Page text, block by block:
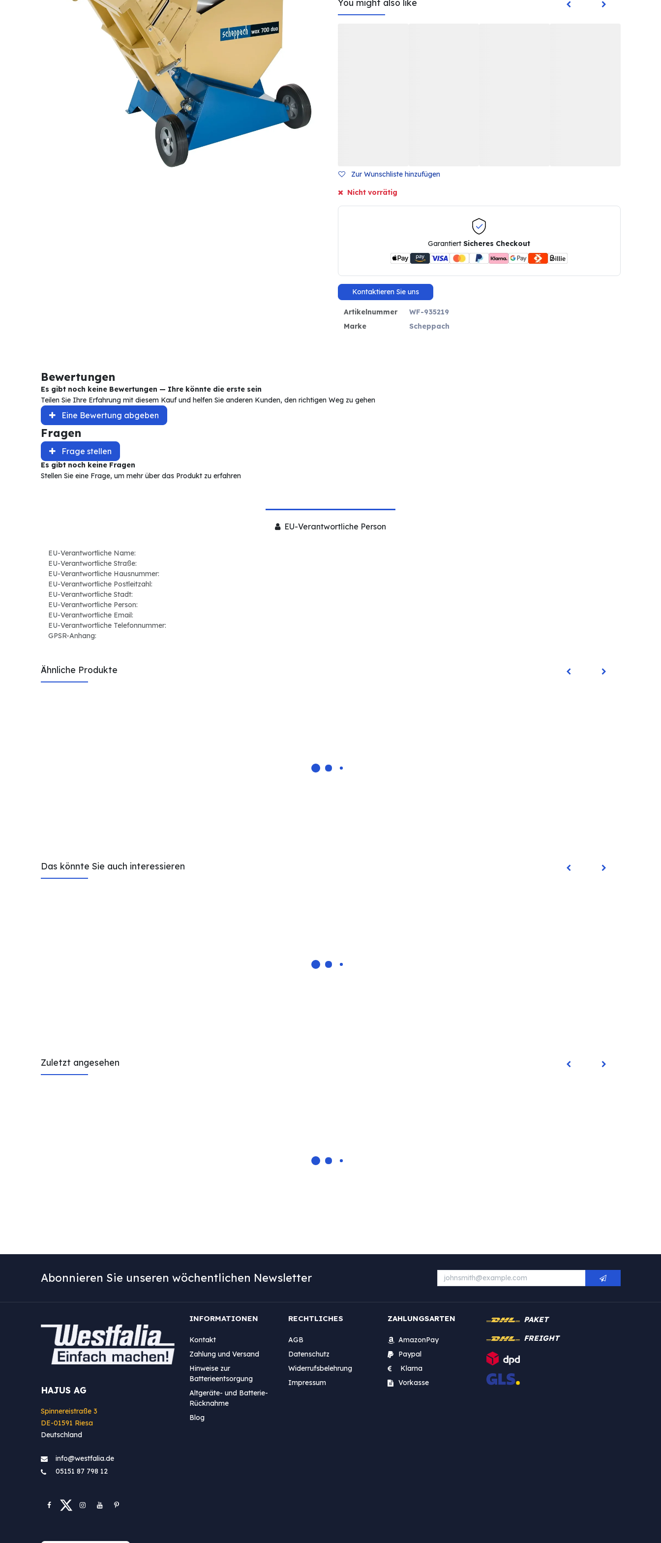
You might also like
Zur Wunschliste hinzufügen
Nicht vorrätig
GarantiertSicheres Checkout
Kontaktieren Sie uns
Artikelnummer
WF-935219
Marke
Scheppach
Bewertungen
Es gibt noch keine Bewertungen — Ihre könnte die erste sein
Teilen Sie Ihre Erfahrung mit diesem Kauf und helfen Sie anderen Kunden, den richtigen Weg zu gehen
Eine Bewertung abgeben
Fragen
Frage stellen
Es gibt noch keine Fragen
Stellen Sie eine Frage, um mehr über das Produkt zu erfahren
EU-Verantwortliche Person
EU-Verantwortliche Name:
EU-Verantwortliche Straße:
EU-Verantwortliche Hausnummer:
EU-Verantwortliche Postleitzahl:
EU-Verantwortliche Stadt:
EU-Verantwortliche Person:
EU-Verantwortliche Email:
EU-Verantwortliche Telefonnummer:
GPSR-Anhang:
Ähnliche Produkte
Das könnte Sie auch interessieren
Zuletzt angesehen
Abonnieren Sie unseren wöchentlichen Newsletter
HAJUS AG
Spinnereistraße 3
DE-01591 Riesa
Deutschland
info@westfa​lia.de
05151 87 798 12
INFORMATIONEN
Kontakt
Zahlung und Versand
Hinweise zur
Batterieentsorgung
Altgeräte- und Batterie-
Rücknahme
Blog
RECHTLICHES
AGB
Datenschutz
Widerrufsbelehrung
Impressum
ZAHLUNGSARTEN
AmazonPay
Paypal
Klarna
Vorkasse
PAKET
FREIGHT